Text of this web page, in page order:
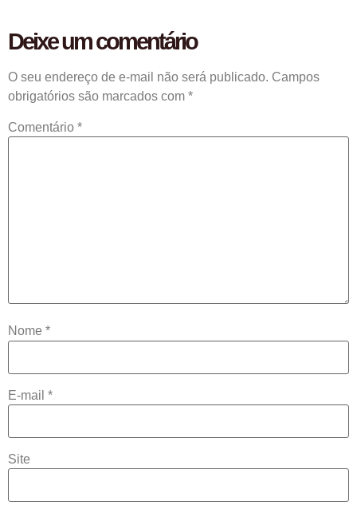
Deixe um comentário
O seu endereço de e-mail não será publicado. Campos
obrigatórios são marcados com *
Comentário *
Nome *
E-mail *
Site